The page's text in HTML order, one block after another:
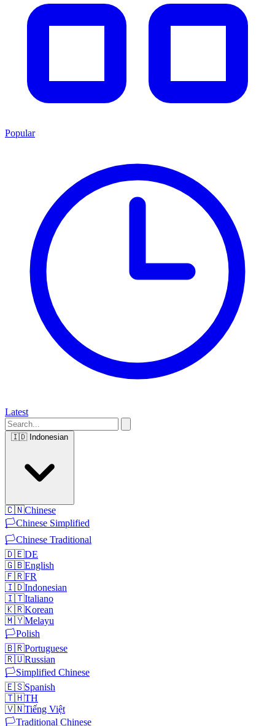
Popular
Latest
🇮🇩 Indonesian
🇨🇳Chinese
🏳️Chinese Simplified
🏳️Chinese Traditional
🇩🇪DE
🇬🇧English
🇫🇷FR
🇮🇩Indonesian
🇮🇹Italiano
🇰🇷Korean
🇲🇾Melayu
🏳️Polish
🇧🇷Portuguese
🇷🇺Russian
🏳️Simplified Chinese
🇪🇸Spanish
🇹🇭TH
🇻🇳Tiếng Việt
🏳️Traditional Chinese